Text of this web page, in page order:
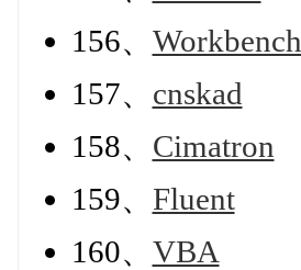
156、 Workbench
157、 cnskad
158、 Cimatron
159、 Fluent
160、 VBA